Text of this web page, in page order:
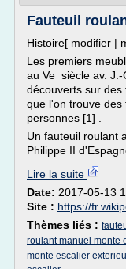
Fauteuil
Histoire[ modifier |
Les premiers
au Ve siècle av.
découverts sur
que l'on trouve
personnes [1] .
Un fauteuil roulant
Philippe II
Lire la suite
Date: 2017-05-13
Site : https://
Thèmes liés :
roulant manuel monte
monte escalier